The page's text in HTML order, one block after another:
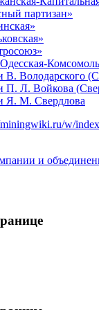
партизан»
Володарского
П. Л. Войкова
Я. М. Свердлова
w/
и